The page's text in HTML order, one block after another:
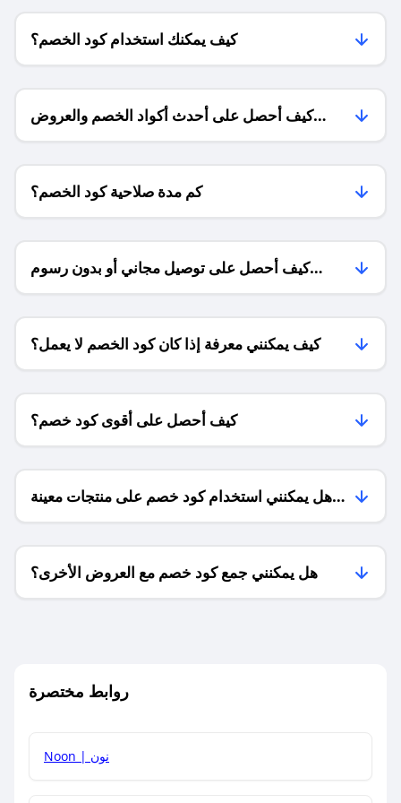
كيف يمكنك استخدام كود الخصم؟
كيف أحصل على أحدث أكواد الخصم والعروض
للمتاجر؟
كم مدة صلاحية كود الخصم؟
كيف أحصل على توصيل مجاني أو بدون رسوم
الشحن ؟
كيف يمكنني معرفة إذا كان كود الخصم لا يعمل؟
كيف أحصل على أقوى كود خصم؟
هل يمكنني استخدام كود خصم على منتجات معينة
فقط؟
هل يمكنني جمع كود خصم مع العروض الأخرى؟
روابط مختصرة
Noon | نون